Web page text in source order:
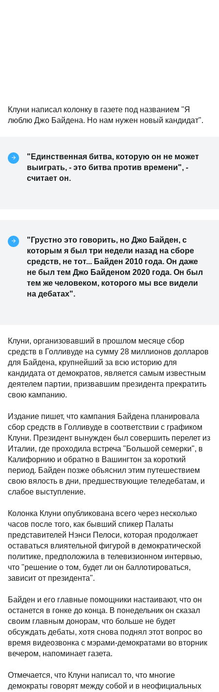
Клуни написал колонку в газете под названием "Я
люблю Джо Байдена. Но нам нужен новый кандидат".
"Единственная битва, которую он не может
выиграть, - это битва против времени", -
считает он.
"Грустно это говорить, но Джо Байден, с
которым я был три недели назад на сборе
средств, не тот... Байден 2010 года. Он даже
не был тем Джо Байденом 2020 года. Он был
тем же человеком, которого мы все видели
на дебатах".
Клуни, организовавший в прошлом месяце сбор
средств в Голливуде на сумму 28 миллионов долларов
для Байдена, крупнейший за всю историю для
кандидата от демократов, является самым известным
деятелем партии, призвавшим президента прекратить
свою кампанию.
Издание пишет, что кампания Байдена планировала
сбор средств в Голливуде в соответствии с графиком
Клуни. Президент вынужден был совершить перелет из
Италии, где проходила встреча "Большой семерки", в
Калифорнию и обратно в Вашингтон за короткий
период. Байден позже объяснил этим путешествием
свою вялость в дни, предшествующие теледебатам, и
слабое выступление.
Колонка Клуни опубликована всего через несколько
часов после того, как бывший спикер Палаты
представителей Нэнси Пелоси, которая продолжает
оставаться влиятельной фигурой в демократической
политике, предположила в телевизионном интервью,
что "решение о том, будет ли он баллотироваться,
зависит от президента".
Байден и его главные помощники настаивают, что он
останется в гонке до конца. В понедельник он сказал
своим главным донорам, что больше не будет
обсуждать дебаты, хотя снова поднял этот вопрос во
время видеозвонка с мэрами-демократами во вторник
вечером, напоминает газета.
Отмечается, что Клуни написал то, что многие
демократы говорят между собой и в неофициальных